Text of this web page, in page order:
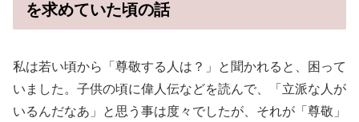
を求めていた頃の話
私は若い頃から「尊敬する人は？」と聞かれると、困って
いました。子供の頃に偉人伝などを読んで、「立派な人が
いるんだなあ」と思う事は度々でしたが、それが「尊敬」